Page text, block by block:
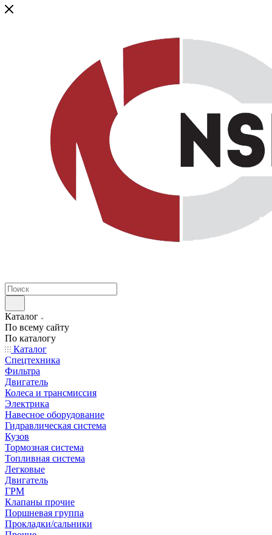
Каталог
По всему сайту
По каталогу
Каталог
Спецтехника
Фильтра
Двигатель
Колеса и трансмиссия
Электрика
Навесное оборудование
Гидравлическая система
Кузов
Тормозная система
Топливная система
Легковые
Двигатель
ГРМ
Клапаны прочие
Поршневая группа
Прокладки/сальники